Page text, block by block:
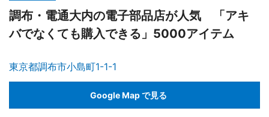
調布・電通大内の電子部品店が人気 「アキ
バでなくても購入できる」5000アイテム
東京都調布市小島町1-1-1
Google Map で見る